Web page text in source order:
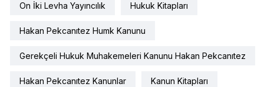
On İki Levha Yayıncılık Hukuk Kitapları
Hakan Pekcanıtez Humk Kanunu
Gerekçeli Hukuk Muhakemeleri Kanunu Hakan Pekcanıtez
Hakan Pekcanıtez Kanunlar Kanun Kitapları